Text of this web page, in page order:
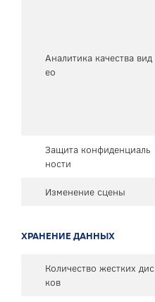
Аналитика качества вид
ео
Защита конфиденциаль
ности
Изменение сцены
ХРАНЕНИЕ ДАННЫХ
Количество жестких дис
ков